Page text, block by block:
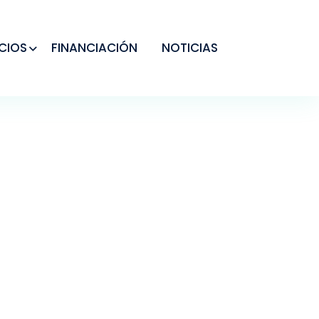
FINANCIACIÓN NOTICIAS